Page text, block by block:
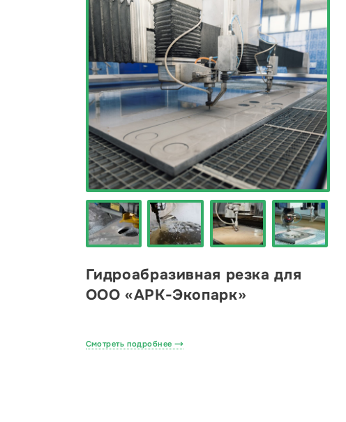
Гидроабразивная резка для
ООО «АРК-Экопарк»
Смотреть подробнее